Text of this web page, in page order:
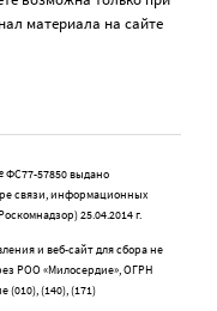
материала на сайте
ФС77-57850 выдано
связи, информационных
25.04.2014 г.
и веб-сайт для сбора не
РОО «Милосердие», ОГРН
(010), (140), (171)